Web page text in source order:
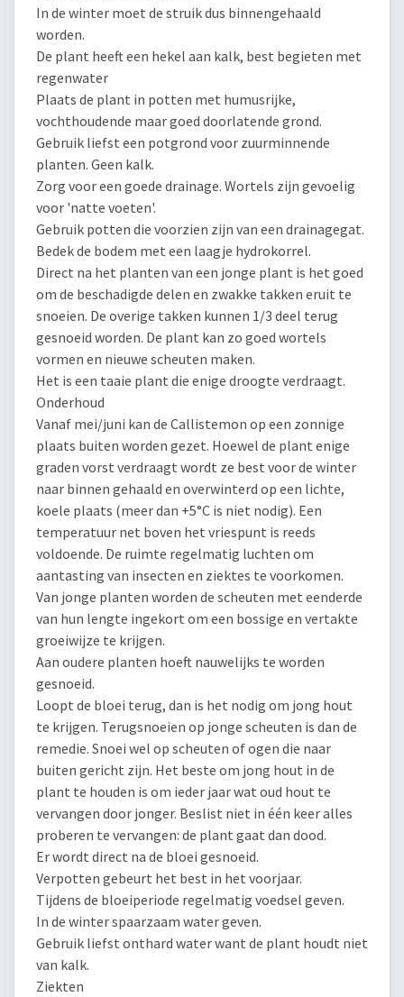
In de winter moet de struik dus binnengehaald
worden.
De plant heeft een hekel aan kalk, best begieten met
regenwater
Plaats de plant in potten met humusrijke,
vochthoudende maar goed doorlatende grond.
Gebruik liefst een potgrond voor zuurminnende
planten. Geen kalk.
Zorg voor een goede drainage. Wortels zijn gevoelig
voor 'natte voeten'.
Gebruik potten die voorzien zijn van een drainagegat.
Bedek de bodem met een laagje hydrokorrel.
Direct na het planten van een jonge plant is het goed
om de beschadigde delen en zwakke takken eruit te
snoeien. De overige takken kunnen 1/3 deel terug
gesnoeid worden. De plant kan zo goed wortels
vormen en nieuwe scheuten maken.
Het is een taaie plant die enige droogte verdraagt.
Onderhoud
Vanaf mei/juni kan de Callistemon op een zonnige
plaats buiten worden gezet. Hoewel de plant enige
graden vorst verdraagt wordt ze best voor de winter
naar binnen gehaald en overwinterd op een lichte,
koele plaats (meer dan +5°C is niet nodig). Een
temperatuur net boven het vriespunt is reeds
voldoende. De ruimte regelmatig luchten om
aantasting van insecten en ziektes te voorkomen.
Van jonge planten worden de scheuten met eenderde
van hun lengte ingekort om een bossige en vertakte
groeiwijze te krijgen.
Aan oudere planten hoeft nauwelijks te worden
gesnoeid.
Loopt de bloei terug, dan is het nodig om jong hout
te krijgen. Terugsnoeien op jonge scheuten is dan de
remedie. Snoei wel op scheuten of ogen die naar
buiten gericht zijn. Het beste om jong hout in de
plant te houden is om ieder jaar wat oud hout te
vervangen door jonger. Beslist niet in één keer alles
proberen te vervangen: de plant gaat dan dood.
Er wordt direct na de bloei gesnoeid.
Verpotten gebeurt het best in het voorjaar.
Tijdens de bloeiperiode regelmatig voedsel geven.
In de winter spaarzaam water geven.
Gebruik liefst onthard water want de plant houdt niet
van kalk.
Ziekten